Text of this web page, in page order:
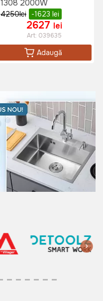
1308 2000W
4250lei -1623 lei
2627 lei
Art: 039635
Adaugă